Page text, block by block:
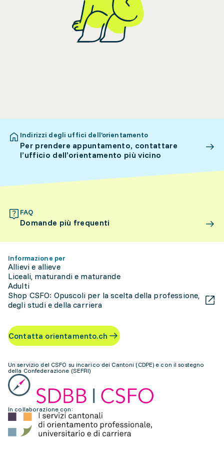
Indirizzi degli uffici dell’orientamento
Per prendere appuntamento, contattare
l’ufficio dell’orientamento più vicino
FAQ
Domande più frequenti
Informazione per
Allievi e allieve
Liceali, maturandi e maturande
Adulti
Shop CSFO: Opuscoli per la scelta della professione,
degli studi e della carriera
Contatta orientamento.ch
Un servizio del CSFO su incarico dei Cantoni (CDPE) e con il sostegno
della Confederazione (SEFRI)
In collaborazione con: